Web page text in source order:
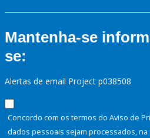
Mantenha-se
se:
Alertas de email Project p038508
Concordo com os termos do Aviso de
dados pessoais sejam processados,